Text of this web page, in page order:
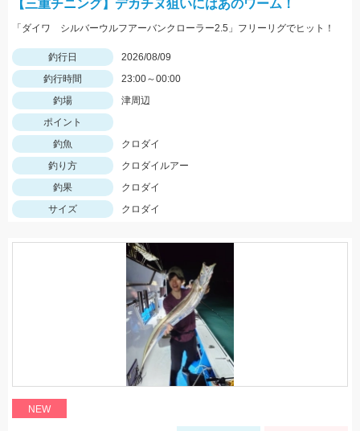
【三重チニング】デカチヌ狙いにはあのワーム！
「ダイワ シルバーウルフアーバンクローラー2.5」フリーリグでヒット！
釣行日
2026/08/09
釣行時間
23:00～00:00
釣場
津周辺
ポイント
釣魚
クロダイ
釣り方
クロダイルアー
釣果
クロダイ
サイズ
クロダイ
NEW